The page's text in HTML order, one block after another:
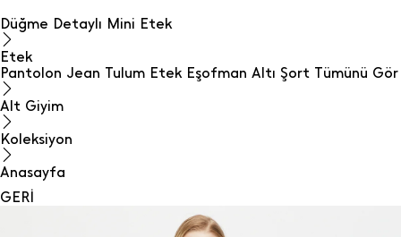
Düğme Detaylı Mini Etek
Etek
Pantolon Jean Tulum Etek Eşofman Altı Şort Tümünü Gör
Alt Giyim
Koleksiyon
Anasayfa
GERİ